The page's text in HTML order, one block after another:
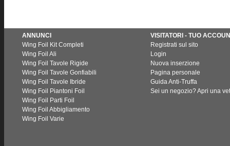
ANNUNCI
Wing Foil Kit Completi
Wing Foil Ali
Wing Foil Tavole Rigide
Wing Foil Tavole Gonfiabili
Wing Foil Tavole Ibride
Wing Foil Piantoni Foil
Wing Foil Parti Foil
Wing Foil Abbigliamento
Wing Foil Varie
VISITATORI - TUO
Registrati sul sito
Login
Nuova inserzione
Pagina personale
Guida Anti-Truffa
Sei un negozio? Apri una